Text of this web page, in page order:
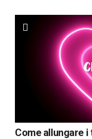
Come allungare